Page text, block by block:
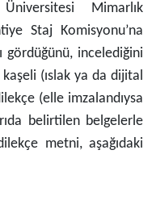
Mimarlık
Staj Komisyonu’na
gördüğünü, incelediğini
kaşeli (ıslak ya da dijital
(elle imzalandıysa
belirtilen belgelerle
metni, aşağıdaki